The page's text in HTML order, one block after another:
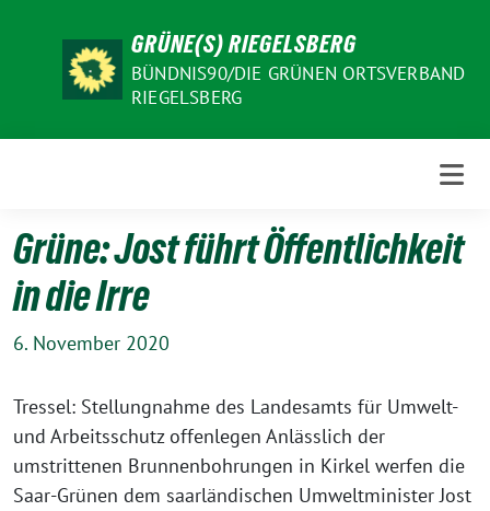
GRÜNE(S) RIEGELSBERG
BÜNDNIS90/DIE GRÜNEN ORTSVERBAND
RIEGELSBERG
Grüne: Jost führt Öffentlichkeit
in die Irre
6. November 2020
Tressel: Stellungnahme des Landesamts für Umwelt-
und Arbeitsschutz offenlegen Anlässlich der
umstrittenen Brunnenbohrungen in Kirkel werfen die
Saar-Grünen dem saarländischen Umweltminister Jost